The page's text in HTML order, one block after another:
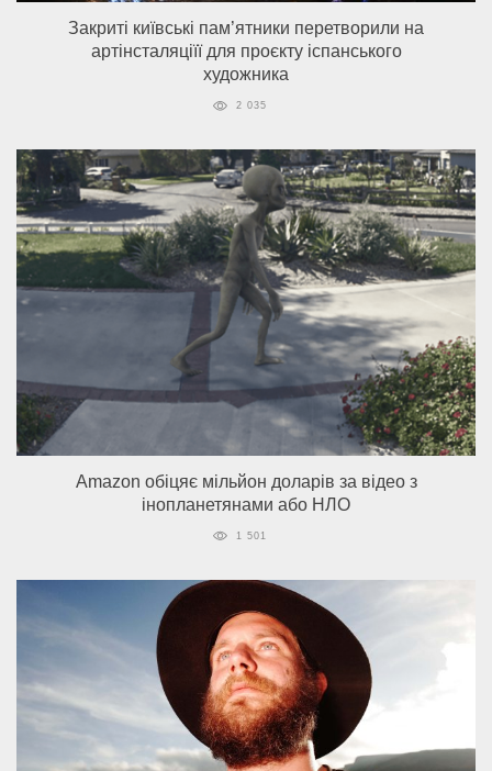
Закриті київські пам’ятники перетворили на
артінсталяціїї для проєкту іспанського
художника
2 035
Amazon обіцяє мільйон доларів за відео з
інопланетянами або НЛО
1 501